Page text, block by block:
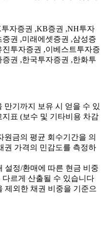
자증권 ,KB증권 ,NH투자
권 ,미래에셋증권 ,삼성증
투자증권 ,이베스트투자증
권 ,한국투자증권 ,한화투
기까지 보유 시 얻을 수 있
표 (보수 및 기타비용 차감
원금의 평균 회수기간을 의
권 가격의 민감도를 측정하
설정/환매에 따른 현금 비중
르게 산출될 수 있습니다
제외한 채권 비중을 기준으